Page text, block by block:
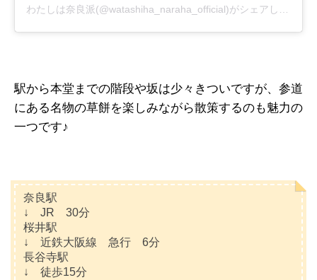
駅から本堂までの階段や坂は少々きついですが、参道
にある名物の草餅を楽しみながら散策するのも魅力の
一つです♪
奈良駅
↓ JR 30分
桜井駅
↓ 近鉄大阪線 急行 6分
長谷寺駅
↓ 徒歩15分